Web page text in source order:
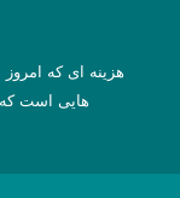
هزینه ای که امروز
هایی است که